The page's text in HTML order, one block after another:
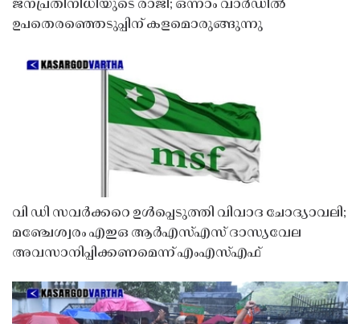
ജനപ്രതിനിധിയുടെ രാജി; ഒന്നാം വാർഡിൽ
ഉപതെരഞ്ഞെടുപ്പിന് കളമൊരുങ്ങുന്നു
വി ഡി സവർക്കറെ ഉൾപ്പെടുത്തി വിവാദ ചോദ്യാവലി;
മഞ്ചേശ്വരം എഇഒ ആർഎസ്എസ് ദാസ്യവേല
അവസാനിപ്പിക്കണമെന്ന് എംഎസ്എഫ്